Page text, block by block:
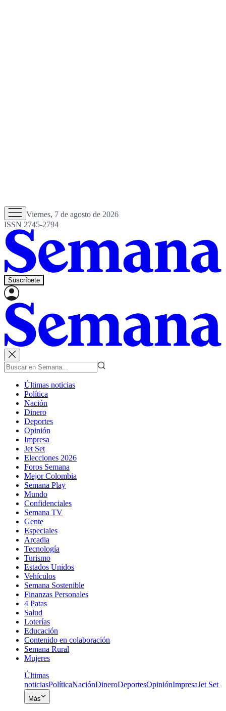
Viernes, 7 de agosto de 2026
ISSN 2745-2794
Suscríbete
Últimas noticias
Política
Nación
Dinero
Deportes
Opinión
Impresa
Jet Set
Elecciones 2026
Foros Semana
Mejor Colombia
Semana Play
Mundo
Confidenciales
Semana TV
Gente
Especiales
Arcadia
Tecnología
Turismo
Estados Unidos
Vehículos
Semana Sostenible
Finanzas Personales
4 Patas
Salud
Loterías
Educación
Contenido en colaboración
Semana Rural
Mujeres
Últimas
noticiasPolíticaNaciónDineroDeportesOpiniónImpresaJet Set
Más